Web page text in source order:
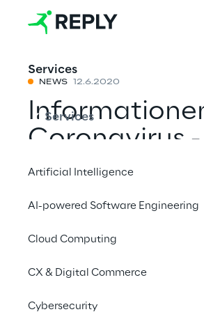
Services
Services
Artificial Intelligence
AI-powered Software Engineering
Cloud Computing
CX & Digital Commerce
Cybersecurity
NEWS 12.6.2020
Coronavirus -
Sicherheit Für
Kunden und
Unseren Büros
Mit einem Freund teilen